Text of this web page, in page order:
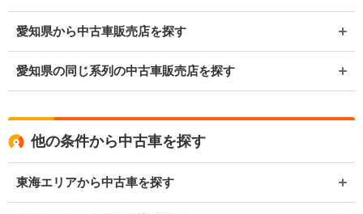
愛知県から中古車販売店を探す
愛知県の同じ系列の中古車販売店を探す
他の条件から中古車を探す
東海エリアから中古車を探す